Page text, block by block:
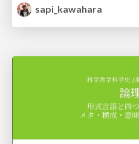
sapi_kawahara